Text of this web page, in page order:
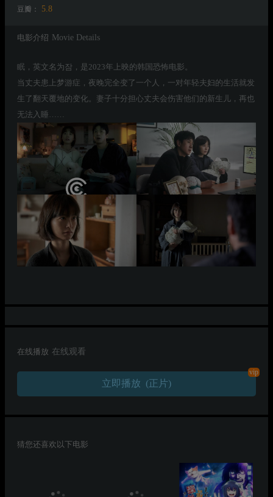
豆瓣：
5.8
电影介绍 Movie Details
眠，英文名为잠，是2023年上映的韩国恐怖电影。
当丈夫患上梦游症，夜晚完全变了一个人，一对年轻夫妇的生活就发
生了翻天覆地的变化。妻子十分担心丈夫会伤害他们的新生儿，再也
无法入睡……
在线播放 在线观看
立即播放 (正片)
vip
猜您还喜欢以下电影